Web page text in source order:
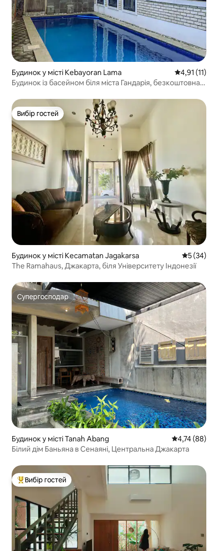
Будинок у місті Kebayoran Lama Середня
4,91 (11)
Будинок із басейном біля міста Гандарія, безкоштовна
Вибір гостей
Вибір гостей
Будинок у місті Kecamatan Jagakarsa Середня
5 (34)
The Ramahaus, Джакарта, біля Університету Індонезії
Супергосподар
Супергосподар
Будинок у місті Tanah Abang Середня
4,74 (88)
Білий дім Баньяна в Сенаяні, Центральна Джакарта
Топ вибір гостей
Вибір гостей